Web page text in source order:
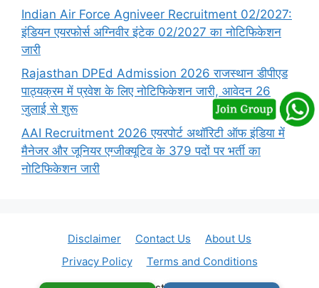
Indian Air Force Agniveer Recruitment 02/2027:
इंडियन एयरफोर्स अग्निवीर इंटेक 02/2027 का नोटिफिकेशन
जारी
Rajasthan DPEd Admission 2026 राजस्थान डीपीएड
पाठ्यक्रम में प्रवेश के लिए नोटिफिकेशन जारी, आवेदन 26
जुलाई से शुरू
AAI Recruitment 2026 एयरपोर्ट अथॉरिटी ऑफ इंडिया में
मैनेजर और जूनियर एग्जीक्यूटिव के 379 पदों पर भर्ती का
नोटिफिकेशन जारी
Disclaimer Contact Us
About Us
Privacy Policy
Terms and Conditions